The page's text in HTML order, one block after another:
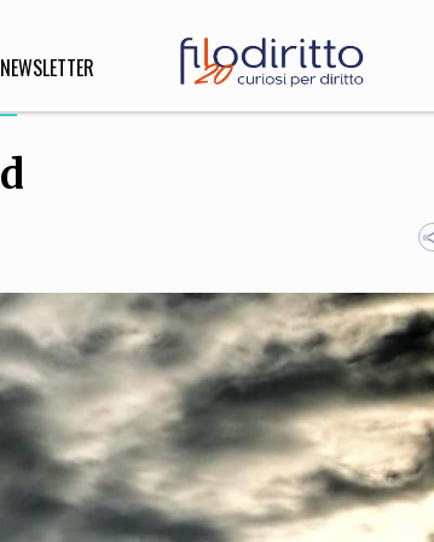
NEWSLETTER
INNOVAZIONE
Scienze informatiche,
Architettura, Ingegneria